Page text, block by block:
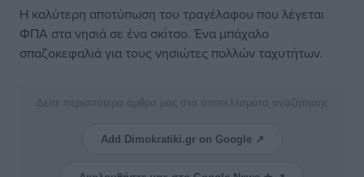
Η καλύτερη αποτύπωση του τραγέλαφου που λέγεται
ΦΠΑ στα νησιά σε ένα σκίτσο. Ένα μπάχαλο
σπαζοκεφαλιά για τους νησιώτες πολλών ταχυτήτων.
Δείτε περισσότερα άρθρα μας στα αποτελέσματα αναζήτησης
Add Dimokratiki.gr on Google ↗